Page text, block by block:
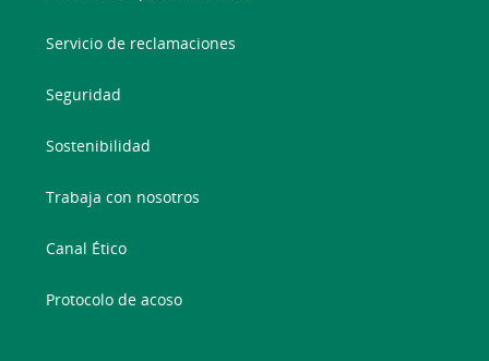
Servicio de reclamaciones
Seguridad
Sostenibilidad
Trabaja con nosotros
Canal Ético
Protocolo de acoso